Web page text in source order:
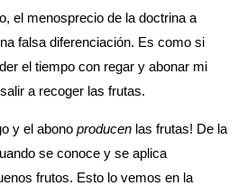
el menosprecio de la doctrina a
falsa diferenciación. Es como si
el tiempo con regar y abonar mi
a recoger las frutas.
y el abono producen las frutas! De la
se conoce y se aplica
frutos. Esto lo vemos en la